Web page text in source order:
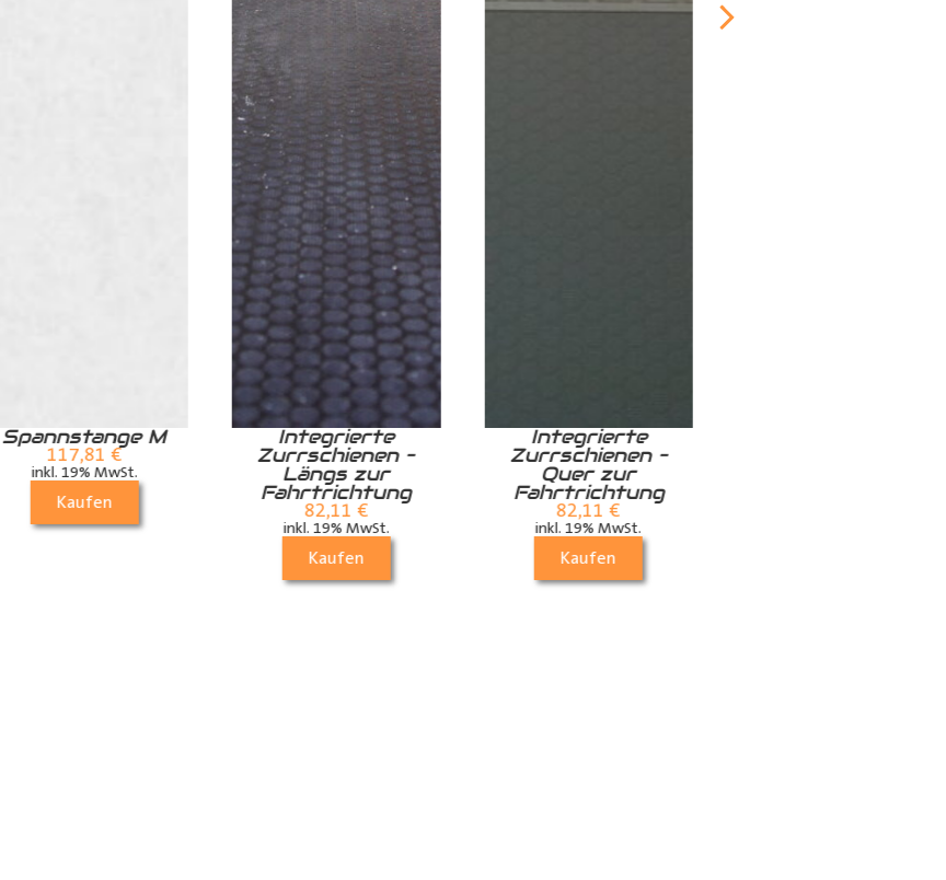
Spannstange M
117,81 €
inkl. 19% MwSt.
Kaufen
Integrierte
Zurrschienen –
Längs zur
Fahrtrichtung
82,11 €
inkl. 19% MwSt.
Kaufen
Integrierte
Zurrschienen –
Quer zur
Fahrtrichtung
82,11 €
inkl. 19% MwSt.
Kaufen